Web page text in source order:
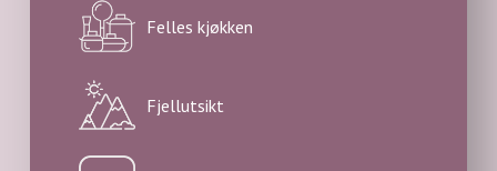
Felles kjøkken
Fjellutsikt